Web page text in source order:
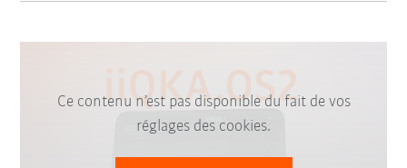
Ce contenu n’est pas disponible du fait de vos
réglages des cookies.